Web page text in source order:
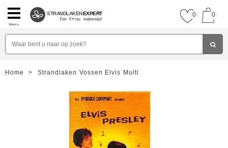
Menu
STRANDLAKENEXPERT 0 0
Home > Strandlaken Vossen Elvis Multi